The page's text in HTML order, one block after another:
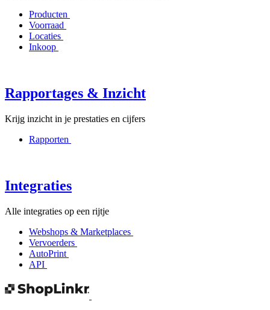
Producten
Voorraad
Locaties
Inkoop
Rapportages & Inzicht
Krijg inzicht in je prestaties en cijfers
Rapporten
Integraties
Alle integraties op een rijtje
Webshops & Marketplaces
Vervoerders
AutoPrint
API